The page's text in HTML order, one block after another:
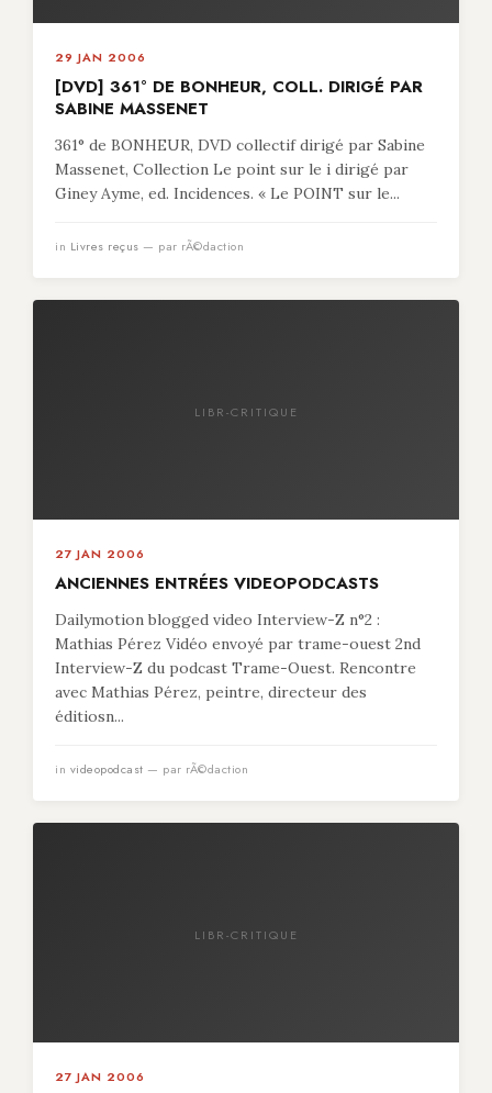
29 JAN 2006
[DVD] 361° DE BONHEUR, COLL. DIRIGÉ PAR
SABINE MASSENET
361° de BONHEUR, DVD collectif dirigé par Sabine
Massenet, Collection Le point sur le i dirigé par
Giney Ayme, ed. Incidences. « Le POINT sur le...
in Livres reçus — par rÃ©daction
LIBR-CRITIQUE
27 JAN 2006
ANCIENNES ENTRÉES VIDEOPODCASTS
Dailymotion blogged video Interview-Z n°2 :
Mathias Pérez Vidéo envoyé par trame-ouest 2nd
Interview-Z du podcast Trame-Ouest. Rencontre
avec Mathias Pérez, peintre, directeur des
éditiosn...
in videopodcast — par rÃ©daction
LIBR-CRITIQUE
27 JAN 2006